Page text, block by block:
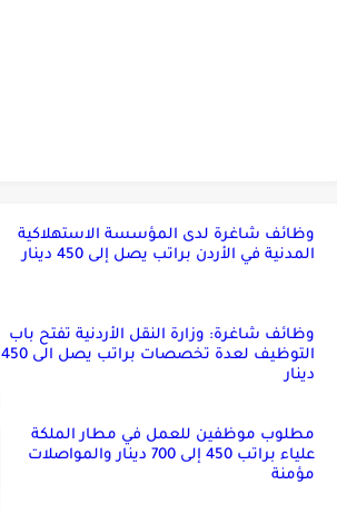
وظائف شاغرة لدى المؤسسة الاستهلاكية
المدنية في الأردن براتب يصل إلى 450 دينار
وظائف شاغرة: وزارة النقل الأردنية تفتح باب
التوظيف لعدة تخصصات براتب يصل الى 450
دينار
مطلوب موظفين للعمل في مطار الملكة
علياء براتب 450 إلى 700 دينار والمواصلات
مؤمنة